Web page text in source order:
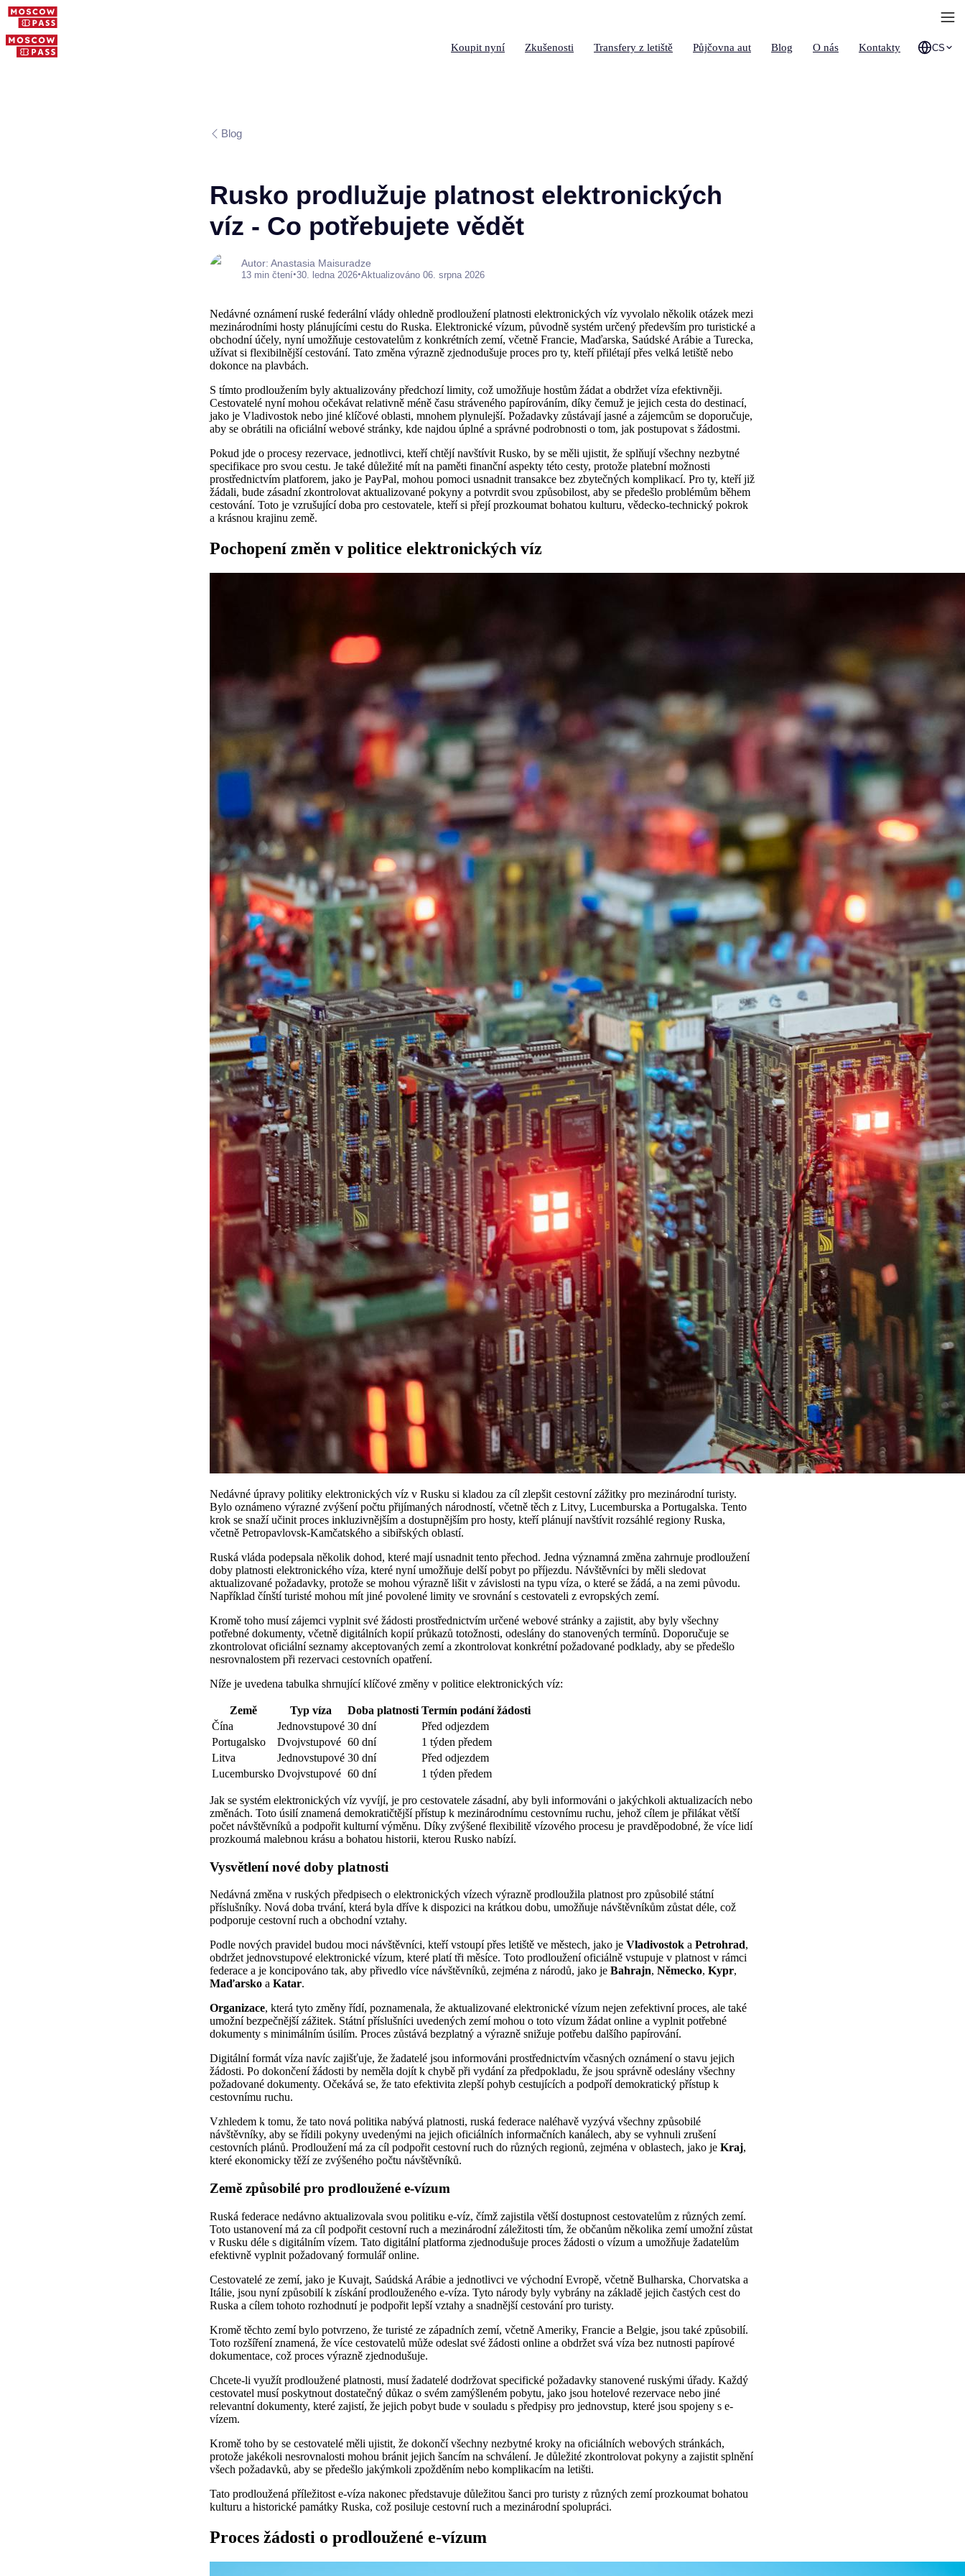
Koupit nyní Zkušenosti Transfery z letiště Půjčovna aut Blog O nás Kontakty CS
Blog
Rusko prodlužuje platnost elektronických
víz - Co potřebujete vědět
Autor: Anastasia Maisuradze
13 min čtení•30. ledna 2026•Aktualizováno 06. srpna 2026
Nedávné oznámení ruské federální vlády ohledně prodloužení platnosti elektronických víz vyvolalo několik otázek mezi
mezinárodními hosty plánujícími cestu do Ruska. Elektronické vízum, původně systém určený především pro turistické a
obchodní účely, nyní umožňuje cestovatelům z konkrétních zemí, včetně Francie, Maďarska, Saúdské Arábie a Turecka,
užívat si flexibilnější cestování. Tato změna výrazně zjednodušuje proces pro ty, kteří přilétají přes velká letiště nebo
dokonce na plavbách.
S tímto prodloužením byly aktualizovány předchozí limity, což umožňuje hostům žádat a obdržet víza efektivněji.
Cestovatelé nyní mohou očekávat relativně méně času stráveného papírováním, díky čemuž je jejich cesta do destinací,
jako je Vladivostok nebo jiné klíčové oblasti, mnohem plynulejší. Požadavky zůstávají jasné a zájemcům se doporučuje,
aby se obrátili na oficiální webové stránky, kde najdou úplné a správné podrobnosti o tom, jak postupovat s žádostmi.
Pokud jde o procesy rezervace, jednotlivci, kteří chtějí navštívit Rusko, by se měli ujistit, že splňují všechny nezbytné
specifikace pro svou cestu. Je také důležité mít na paměti finanční aspekty této cesty, protože platební možnosti
prostřednictvím platforem, jako je PayPal, mohou pomoci usnadnit transakce bez zbytečných komplikací. Pro ty, kteří již
žádali, bude zásadní zkontrolovat aktualizované pokyny a potvrdit svou způsobilost, aby se předešlo problémům během
cestování. Toto je vzrušující doba pro cestovatele, kteří si přejí prozkoumat bohatou kulturu, vědecko-technický pokrok
a krásnou krajinu země.
Pochopení změn v politice elektronických víz
Nedávné úpravy politiky elektronických víz v Rusku si kladou za cíl zlepšit cestovní zážitky pro mezinárodní turisty.
Bylo oznámeno výrazné zvýšení počtu přijímaných národností, včetně těch z Litvy, Lucemburska a Portugalska. Tento
krok se snaží učinit proces inkluzivnějším a dostupnějším pro hosty, kteří plánují navštívit rozsáhlé regiony Ruska,
včetně Petropavlovsk-Kamčatského a sibiřských oblastí.
Ruská vláda podepsala několik dohod, které mají usnadnit tento přechod. Jedna významná změna zahrnuje prodloužení
doby platnosti elektronického víza, které nyní umožňuje delší pobyt po příjezdu. Návštěvníci by měli sledovat
aktualizované požadavky, protože se mohou výrazně lišit v závislosti na typu víza, o které se žádá, a na zemi původu.
Například čínští turisté mohou mít jiné povolené limity ve srovnání s cestovateli z evropských zemí.
Kromě toho musí zájemci vyplnit své žádosti prostřednictvím určené webové stránky a zajistit, aby byly všechny
potřebné dokumenty, včetně digitálních kopií průkazů totožnosti, odeslány do stanovených termínů. Doporučuje se
zkontrolovat oficiální seznamy akceptovaných zemí a zkontrolovat konkrétní požadované podklady, aby se předešlo
nesrovnalostem při rezervaci cestovních opatření.
Níže je uvedena tabulka shrnující klíčové změny v politice elektronických víz:
Země Typ víza Doba platnosti Termín podání žádosti
Čína
Jednovstupové 30 dní
Před odjezdem
Portugalsko
Dvojvstupové 60 dní
1 týden předem
Litva
Jednovstupové 30 dní
Před odjezdem
Lucembursko Dvojvstupové 60 dní 1 týden předem
Jak se systém elektronických víz vyvíjí, je pro cestovatele zásadní, aby byli informováni o jakýchkoli aktualizacích nebo
změnách. Toto úsilí znamená demokratičtější přístup k mezinárodnímu cestovnímu ruchu, jehož cílem je přilákat větší
počet návštěvníků a podpořit kulturní výměnu. Díky zvýšené flexibilitě vízového procesu je pravděpodobné, že více lidí
prozkoumá malebnou krásu a bohatou historii, kterou Rusko nabízí.
Vysvětlení nové doby platnosti
Nedávná změna v ruských předpisech o elektronických vízech výrazně prodloužila platnost pro způsobilé státní
příslušníky. Nová doba trvání, která byla dříve k dispozici na krátkou dobu, umožňuje návštěvníkům zůstat déle, což
podporuje cestovní ruch a obchodní vztahy.
Podle nových pravidel budou moci návštěvníci, kteří vstoupí přes letiště ve městech, jako je Vladivostok a Petrohrad,
obdržet jednovstupové elektronické vízum, které platí tři měsíce. Toto prodloužení oficiálně vstupuje v platnost v rámci
federace a je koncipováno tak, aby přivedlo více návštěvníků, zejména z národů, jako je Bahrajn, Německo, Kypr,
Maďarsko a Katar.
Organizace, která tyto změny řídí, poznamenala, že aktualizované elektronické vízum nejen zefektivní proces, ale také
umožní bezpečnější zážitek. Státní příslušníci uvedených zemí mohou o toto vízum žádat online a vyplnit potřebné
dokumenty s minimálním úsilím. Proces zůstává bezplatný a výrazně snižuje potřebu dalšího papírování.
Digitální formát víza navíc zajišťuje, že žadatelé jsou informováni prostřednictvím včasných oznámení o stavu jejich
žádosti. Po dokončení žádosti by neměla dojít k chybě při vydání za předpokladu, že jsou správně odeslány všechny
požadované dokumenty. Očekává se, že tato efektivita zlepší pohyb cestujících a podpoří demokratický přístup k
cestovnímu ruchu.
Vzhledem k tomu, že tato nová politika nabývá platnosti, ruská federace naléhavě vyzývá všechny způsobilé
návštěvníky, aby se řídili pokyny uvedenými na jejich oficiálních informačních kanálech, aby se vyhnuli zrušení
cestovních plánů. Prodloužení má za cíl podpořit cestovní ruch do různých regionů, zejména v oblastech, jako je Kraj,
které ekonomicky těží ze zvýšeného počtu návštěvníků.
Země způsobilé pro prodloužené e-vízum
Ruská federace nedávno aktualizovala svou politiku e-víz, čímž zajistila větší dostupnost cestovatelům z různých zemí.
Toto ustanovení má za cíl podpořit cestovní ruch a mezinárodní záležitosti tím, že občanům několika zemí umožní zůstat
v Rusku déle s digitálním vízem. Tato digitální platforma zjednodušuje proces žádosti o vízum a umožňuje žadatelům
efektivně vyplnit požadovaný formulář online.
Cestovatelé ze zemí, jako je Kuvajt, Saúdská Arábie a jednotlivci ve východní Evropě, včetně Bulharska, Chorvatska a
Itálie, jsou nyní způsobilí k získání prodlouženého e-víza. Tyto národy byly vybrány na základě jejich častých cest do
Ruska a cílem tohoto rozhodnutí je podpořit lepší vztahy a snadnější cestování pro turisty.
Kromě těchto zemí bylo potvrzeno, že turisté ze západních zemí, včetně Ameriky, Francie a Belgie, jsou také způsobilí.
Toto rozšíření znamená, že více cestovatelů může odeslat své žádosti online a obdržet svá víza bez nutnosti papírové
dokumentace, což proces výrazně zjednodušuje.
Chcete-li využít prodloužené platnosti, musí žadatelé dodržovat specifické požadavky stanovené ruskými úřady. Každý
cestovatel musí poskytnout dostatečný důkaz o svém zamýšleném pobytu, jako jsou hotelové rezervace nebo jiné
relevantní dokumenty, které zajistí, že jejich pobyt bude v souladu s předpisy pro jednovstup, které jsou spojeny s e-
vízem.
Kromě toho by se cestovatelé měli ujistit, že dokončí všechny nezbytné kroky na oficiálních webových stránkách,
protože jakékoli nesrovnalosti mohou bránit jejich šancím na schválení. Je důležité zkontrolovat pokyny a zajistit splnění
všech požadavků, aby se předešlo jakýmkoli zpožděním nebo komplikacím na letišti.
Tato prodloužená příležitost e-víza nakonec představuje důležitou šanci pro turisty z různých zemí prozkoumat bohatou
kulturu a historické památky Ruska, což posiluje cestovní ruch a mezinárodní spolupráci.
Proces žádosti o prodloužené e-vízum